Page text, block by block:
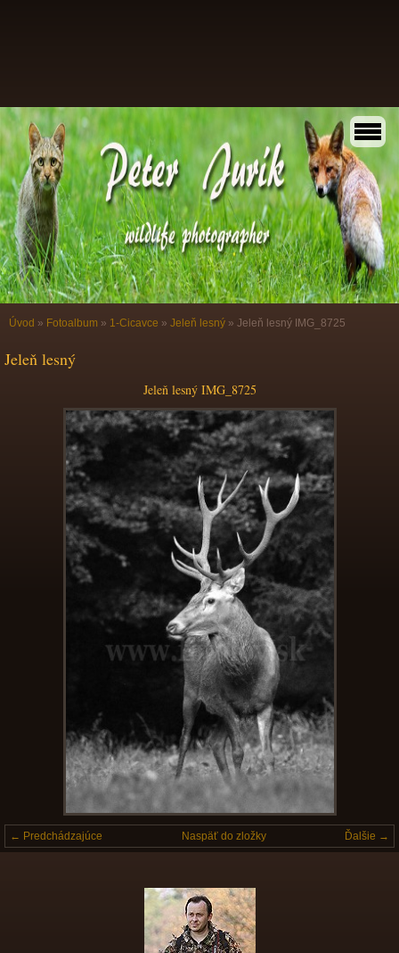
Úvod » Fotoalbum » 1-Cicavce » Jeleň lesný » Jeleň lesný IMG_8725
Jeleň lesný
Jeleň lesný IMG_8725
← Predchádzajúce Ďalšie →
Naspäť do zložky